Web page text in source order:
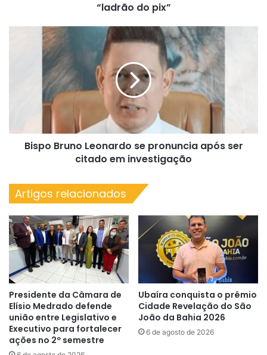
“ladrão do pix”
Leonardo
em
investigação
Bispo Bruno Leonardo se pronuncia após ser
citado em investigação
Artigos relacionados
Presidente da Câmara de
Elísio Medrado defende
união entre Legislativo e
Executivo para fortalecer
ações no 2º semestre
Ubaíra conquista o prêmio
Cidade Revelação do São
João da Bahia 2026
6 de agosto de 2026